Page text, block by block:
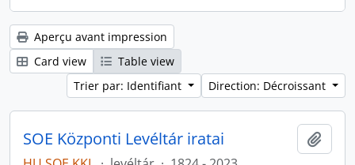
Aperçu avant impression
Card view
Table view
Trier par: Identifiant
Direction: Décroissant
SOE Központi Levéltár iratai